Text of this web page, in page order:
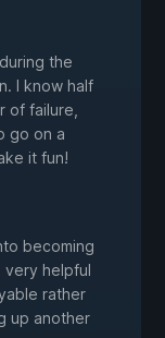
the
I know half
of failure,
go on a
it fun!
becoming
very helpful
rather
up another